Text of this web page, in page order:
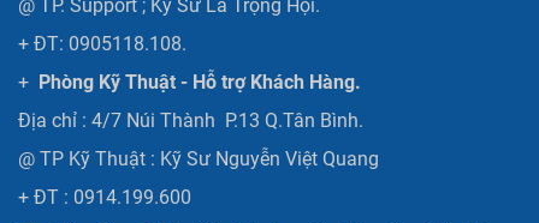
@ TP. Support ; Kỹ Sư La Trọng Hội.
+ ĐT: 0905118.108.
+ Phòng Kỹ Thuật - Hỗ trợ Khách Hàng.
Địa chỉ : 4/7 Núi Thành P.13 Q.Tân Bình.
@ TP Kỹ Thuật : Kỹ Sư Nguyễn Việt Quang
+ ĐT : 0914.199.600